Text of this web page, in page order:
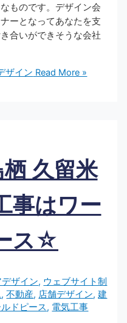
ものです。デザイン会
ーとなってあなたを支
合いができそうな会社
ザイン Read More »
久留米
事はワー
ス☆
ザイン, ウェブサイト制
,不動産, 店舗デザイン,建
ドピース, 電気工事